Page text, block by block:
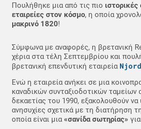
Πουλήθηκε μια από τις πιο
εταιρείες στον κόσμο, η οποία
μακρινό 1820!
Σύμφωνα με αναφορές, η βρετανική
χέρια στα τέλη Σεπτεμβρίου και
βρετανική επενδυτική εταιρεία
Ενώ η εταιρεία ανήκει σε μια
καναδικών συνταξιοδοτικών ταμείων
δεκαετίας του 1990, εξακολουθούν να
ανησυχίες σχετικά με τη διατήρηση
οποία είναι μια«σανίδα σωτηρίας»